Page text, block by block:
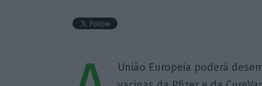
União Europeia poderá